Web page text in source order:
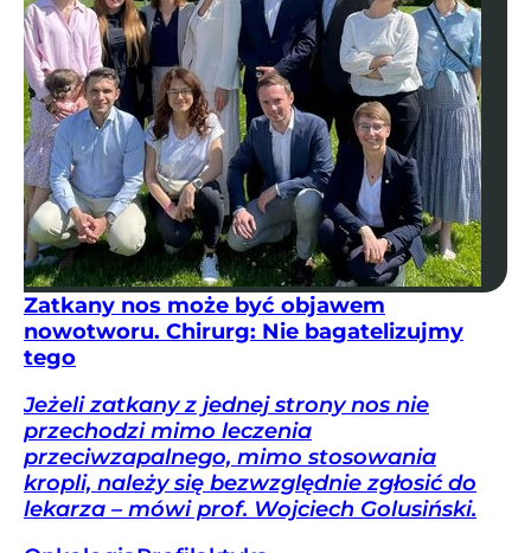
Zatkany nos może być objawem
nowotworu. Chirurg: Nie bagatelizujmy
tego
Jeżeli zatkany z jednej strony nos nie
przechodzi mimo leczenia
przeciwzapalnego, mimo stosowania
kropli, należy się bezwzględnie zgłosić do
lekarza – mówi prof. Wojciech Golusiński.